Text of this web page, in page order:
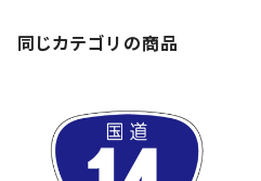
同じカテゴリの商品